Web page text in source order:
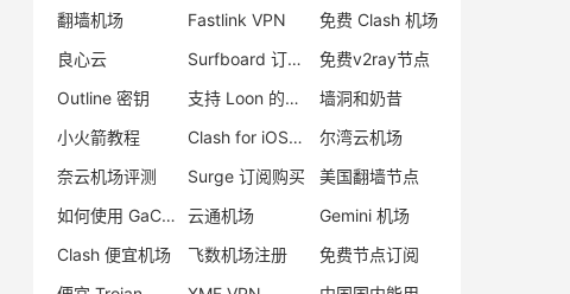
翻墙机场
Fastlink VPN
免费 Clash 机场
良心云
Surfboard 订阅分享
免费v2ray节点
Outline 密钥
支持 Loon 的机场
墙洞和奶昔
小火箭教程
Clash for iOS 下载
尔湾云机场
奈云机场评测
Surge 订阅购买
美国翻墙节点
如何使用 GaCloud 全球加速
云通机场
Gemini 机场
Clash 便宜机场
飞数机场注册
免费节点订阅